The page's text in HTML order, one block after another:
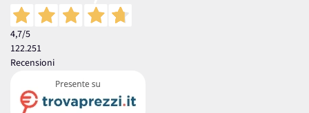
4,7/5
122.251
Recensioni